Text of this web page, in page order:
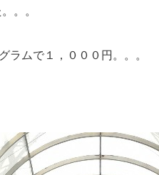
。。
ラムで１，０００円。。。